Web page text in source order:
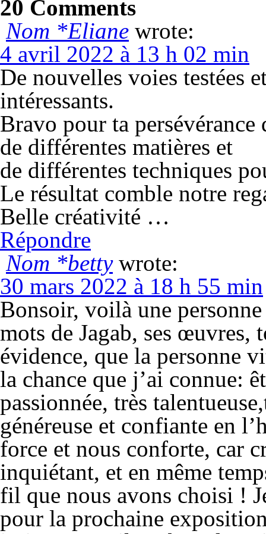
20 Comments
Nom *Eliane wrote:
4 avril 2022 à 13 h 02 min
De nouvelles voies testées
intéressants.
Bravo pour ta persévérance
de différentes matières et
de différentes techniques
Le résultat comble notre
Belle créativité …
Répondre
Nom *betty wrote:
30 mars 2022 à 18 h 55 min
Bonsoir, voilà une
mots de Jagab, ses œuvres,
évidence, que la personne
la chance que j’ai connue:
passionnée, très
généreuse et confiante en
force et nous conforte, car
inquiétant, et en même
fil que nous avons choisi !
pour la prochaine